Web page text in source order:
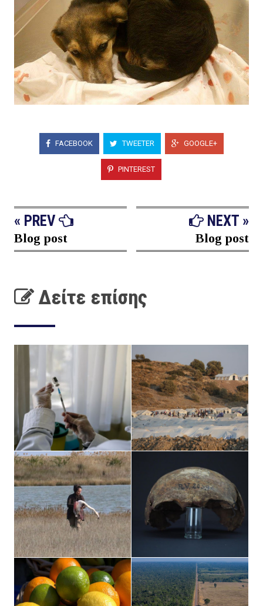
FACEBOOK TWEETER GOOGLE+
PINTEREST
« PREV
Blog post
NEXT »
Blog post
Δείτε επίσης